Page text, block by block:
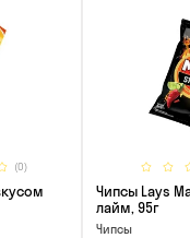
(0)
Чипсы Lays
лайм, 95г
Чипсы